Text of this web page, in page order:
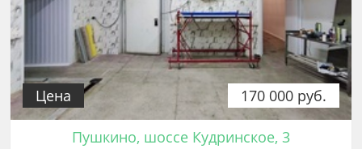
170 000 руб.
Цена
Пушкино, шоссе Кудринское, 3